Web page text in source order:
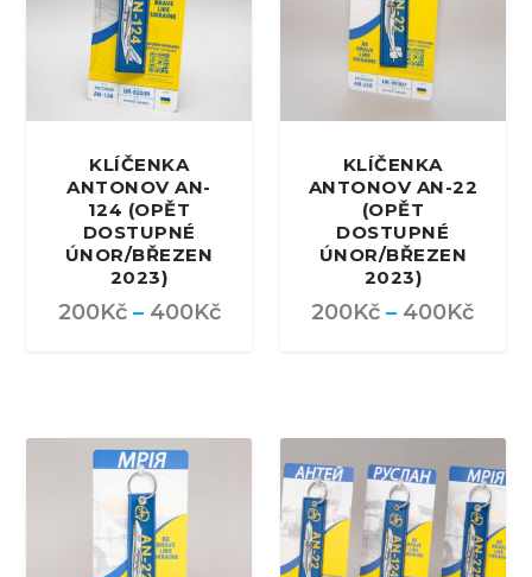
KLÍČENKA
ANTONOV AN-
124 (OPĚT
DOSTUPNÉ
ÚNOR/BŘEZEN
2023)
200Kč– 400Kč
KLÍČENKA
ANTONOV AN-22
(OPĚT
DOSTUPNÉ
ÚNOR/BŘEZEN
2023)
200Kč – 400Kč